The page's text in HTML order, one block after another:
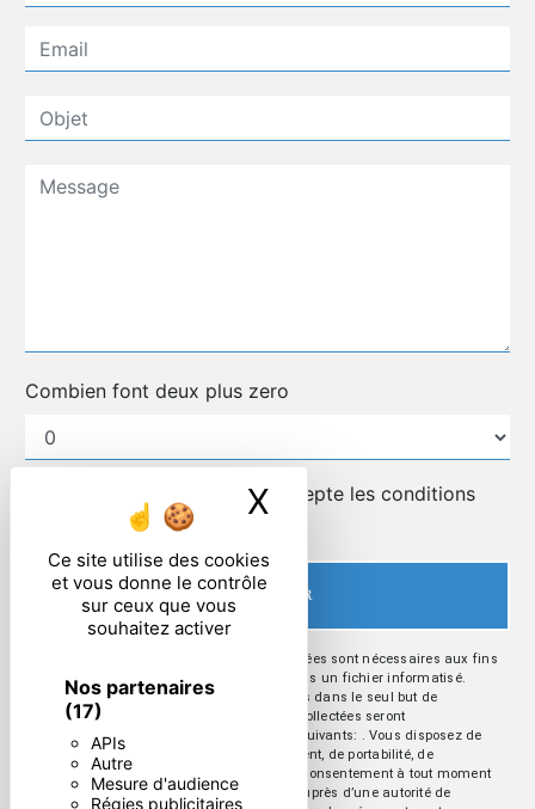
Ce site utilise des cookies
et vous donne le contrôle
sur ceux que vous
souhaitez activer
Nos partenaires
(17)
APIs
Autre
Mesure d'audience
Régies publicitaires
X Masquer le
Combien font deux plus zero
En cochant cette case, j'accepte les conditions
particulières ci-dessous **
ENVOYER
** Les données personnelles communiquées sont nécessaires aux fins
de vous contacter et sont enregistrées dans un fichier informatisé.
Elles sont destinées à et ses sous-traitants dans le seul but de
répondre à votre message. Les données collectées seront
communiquées aux seuls destinataires suivants: . Vous disposez de
droits d’accès, de rectification, d’effacement, de portabilité, de
limitation, d’opposition, de retrait de votre consentement à tout moment
et du droit d’introduire une réclamation auprès d’une autorité de